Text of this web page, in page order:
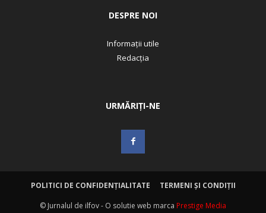
DESPRE NOI
Informații utile
Redacția
URMĂRIȚI-NE
POLITICI DE CONFIDENȚIALITATE
TERMENI ȘI CONDIȚII
© Jurnalul de ilfov - O solutie web marca Prestige Media